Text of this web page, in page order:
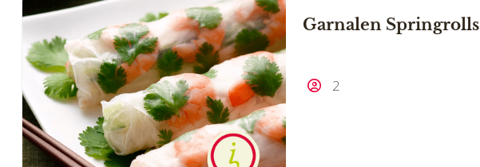
Garnalen Springrolls
2